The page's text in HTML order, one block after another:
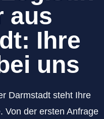
aus
Ihre
uns
Darmstadt steht Ihre
Von der ersten Anfrage